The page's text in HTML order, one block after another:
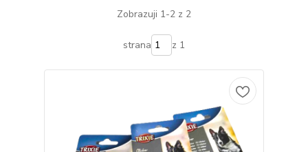
Zobrazuji 1-2 z 2
strana z 1